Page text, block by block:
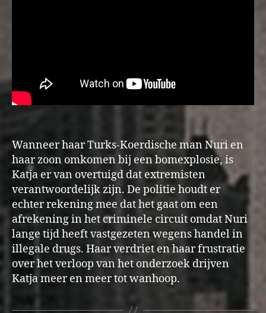
Wanneer haar Turks-Koerdische man Nuri en
haar zoon omkomen bij een bomexplosie, is
Katja er van overtuigd dat extremisten
verantwoordelijk zijn. De politie houdt er
echter rekening mee dat het gaat om een
afrekening in het criminele circuit omdat Nuri
lange tijd heeft vastgezeten wegens handel in
illegale drugs. Haar verdriet en haar frustratie
over het verloop van het onderzoek drijven
Katja meer en meer tot wanhoop.